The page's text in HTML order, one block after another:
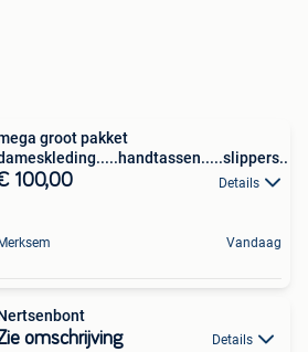
groot pakket
100,00 Details
Vandaag
omschrijving Details